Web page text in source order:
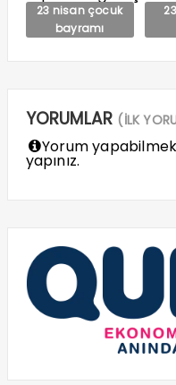
23 nisan çocuk
bayramı
YORUMLAR (İLK
Yorum
yapınız.